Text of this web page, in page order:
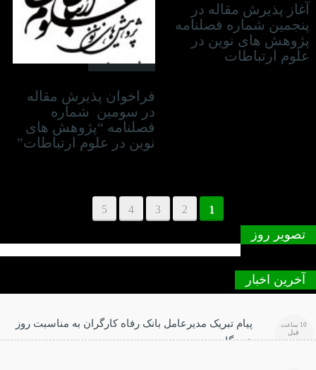
آغاز پذیرش مقاله در
پنجمین شماره فصلنامه
پژوهش های نوین در
علوم ارتباطات
فراخوان پذیرش مقاله
در سومین شماره
فصلنامه “پژوهش های
نوین در علوم ارتباطات”
1
2
3
4
5
تصویر روز
آخرین اخبار
پیام تبریک مدیرعامل بانک رفاه کارگران به مناسبت روز
خبرنگار
10 ساعت
قبل